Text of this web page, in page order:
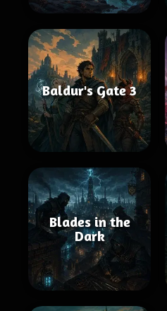
Baldur's Gate 3
Blades in the
Dark